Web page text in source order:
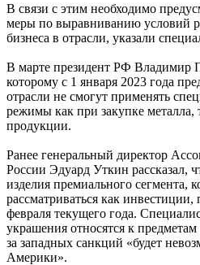
В связи с этим необходимо
меры по выравниванию условий
бизнеса в отрасли, указали
В марте президент РФ Владимир
которому с 1 января 2023 года
отрасли не смогут применять
режимы как при закупке металла,
продукции.
Ранее генеральный директор
России Эдуард Уткин рассказал,
изделия премиального сегмента,
рассматриваться как
февраля текущего года.
украшения относятся к
за западных санкций «будет
Америки».